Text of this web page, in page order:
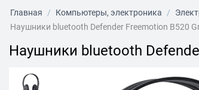
Главная / Компьютеры, электроника /
Наушники bluetooth Defender Freemotion B520
Наушники bluetooth